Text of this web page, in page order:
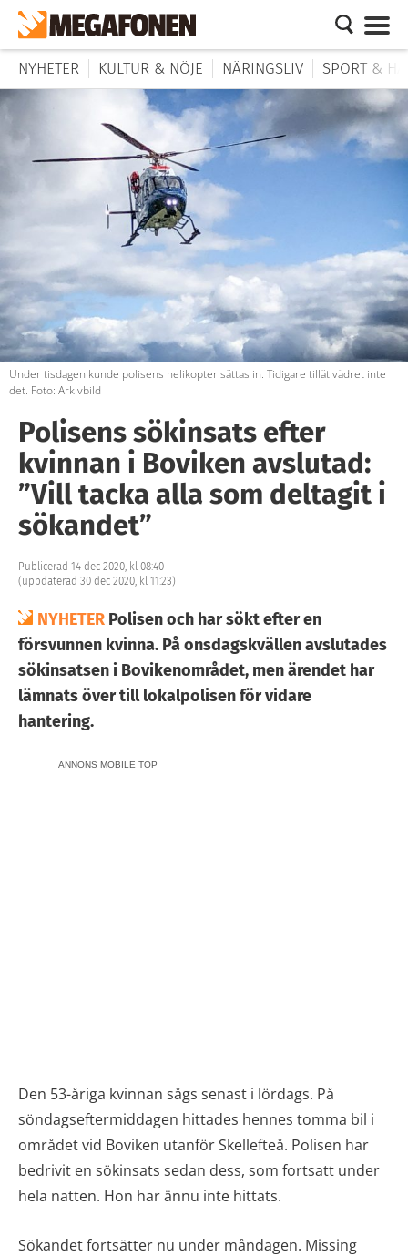
NYHETER KULTUR & NÖJE NÄRINGSLIV SPORT &
Under tisdagen kunde polisens helikopter sättas in. Tidigare tillät vädret inte
det. Foto: Arkivbild
Polisens sökinsats efter
kvinnan i Boviken avslutad:
”Vill tacka alla som deltagit i
sökandet”
Publicerad 14 dec 2020, kl 08:40
(uppdaterad 30 dec 2020, kl 11:23)
NYHETER Polisen och har sökt efter en
försvunnen kvinna. På onsdagskvällen avslutades
sökinsatsen i Bovikenområdet, men ärendet har
lämnats över till lokalpolisen för vidare
hantering.
ANNONS MOBILE TOP
Den 53-åriga kvinnan sågs senast i lördags. På
söndagseftermiddagen hittades hennes tomma bil i
området vid Boviken utanför Skellefteå. Polisen har
bedrivit en sökinsats sedan dess, som fortsatt under
hela natten. Hon har ännu inte hittats.
Sökandet fortsätter nu under måndagen. Missing